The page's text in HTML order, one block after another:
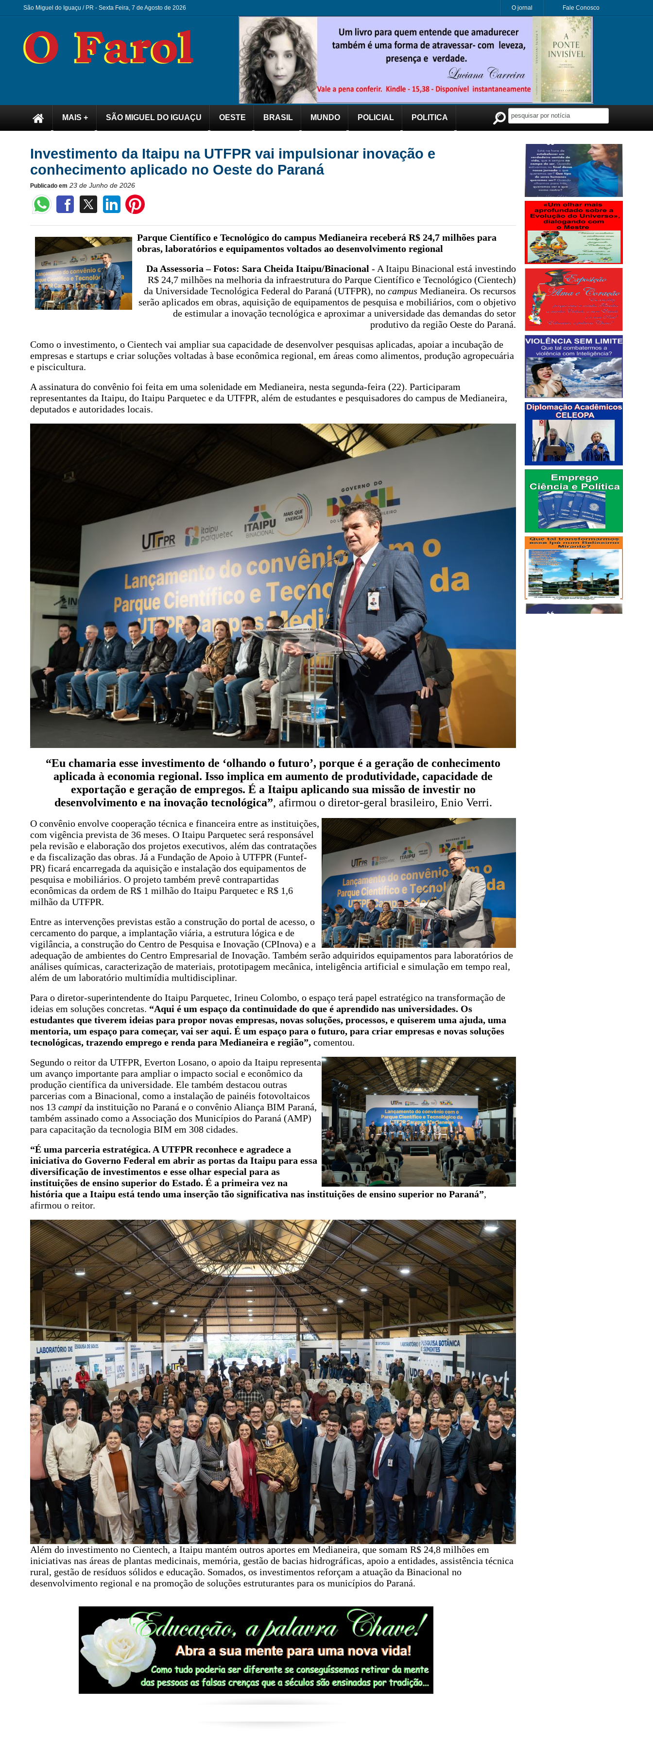
São Miguel do Iguaçu / PR - Sexta Feira, 7 de Agosto de 2026 O jornal Fale Conosco
MAIS + SÃO MIGUEL DO IGUAÇU OESTE BRASIL MUNDO POLICIAL POLITICA
Investimento da Itaipu na UTFPR vai impulsionar inovação e
conhecimento aplicado no Oeste do Paraná
Publicado em 23 de Junho de 2026
Parque Científico e Tecnológico do campus Medianeira receberá R$ 24,7 milhões para
obras, laboratórios e equipamentos voltados ao desenvolvimento regional
Da Assessoria – Fotos: Sara Cheida Itaipu/Binacional - A Itaipu Binacional está investindo
R$ 24,7 milhões na melhoria da infraestrutura do Parque Científico e Tecnológico (Cientech)
da Universidade Tecnológica Federal do Paraná (UTFPR), no campus Medianeira. Os recursos
serão aplicados em obras, aquisição de equipamentos de pesquisa e mobiliários, com o objetivo
de estimular a inovação tecnológica e aproximar a universidade das demandas do setor
produtivo da região Oeste do Paraná.
Como o investimento, o Cientech vai ampliar sua capacidade de desenvolver pesquisas aplicadas, apoiar a incubação de
empresas e startups e criar soluções voltadas à base econômica regional, em áreas como alimentos, produção agropecuária
e piscicultura.
A assinatura do convênio foi feita em uma solenidade em Medianeira, nesta segunda-feira (22). Participaram
representantes da Itaipu, do Itaipu Parquetec e da UTFPR, além de estudantes e pesquisadores do campus de Medianeira,
deputados e autoridades locais.
“Eu chamaria esse investimento de ‘olhando o futuro’, porque é a geração de conhecimento
aplicada à economia regional. Isso implica em aumento de produtividade, capacidade de
exportação e geração de empregos. É a Itaipu aplicando sua missão de investir no
desenvolvimento e na inovação tecnológica”, afirmou o diretor-geral brasileiro, Enio Verri.
O convênio envolve cooperação técnica e financeira entre as instituições,
com vigência prevista de 36 meses. O Itaipu Parquetec será responsável
pela revisão e elaboração dos projetos executivos, além das contratações
e da fiscalização das obras. Já a Fundação de Apoio à UTFPR (Funtef-
PR) ficará encarregada da aquisição e instalação dos equipamentos de
pesquisa e mobiliários. O projeto também prevê contrapartidas
econômicas da ordem de R$ 1 milhão do Itaipu Parquetec e R$ 1,6
milhão da UTFPR.
Entre as intervenções previstas estão a construção do portal de acesso, o
cercamento do parque, a implantação viária, a estrutura lógica e de
vigilância, a construção do Centro de Pesquisa e Inovação (CPInova) e a
adequação de ambientes do Centro Empresarial de Inovação. Também serão adquiridos equipamentos para laboratórios de
análises químicas, caracterização de materiais, prototipagem mecânica, inteligência artificial e simulação em tempo real,
além de um laboratório multimídia multidisciplinar.
Para o diretor-superintendente do Itaipu Parquetec, Irineu Colombo, o espaço terá papel estratégico na transformação de
ideias em soluções concretas. “Aqui é um espaço da continuidade do que é aprendido nas universidades. Os
estudantes que tiverem ideias para propor novas empresas, novas soluções, processos, e quiserem uma ajuda, uma
mentoria, um espaço para começar, vai ser aqui. É um espaço para o futuro, para criar empresas e novas soluções
tecnológicas, trazendo emprego e renda para Medianeira e região”, comentou.
Segundo o reitor da UTFPR, Everton Losano, o apoio da Itaipu representa
um avanço importante para ampliar o impacto social e econômico da
produção científica da universidade. Ele também destacou outras
parcerias com a Binacional, como a instalação de painéis fotovoltaicos
nos 13 campi da instituição no Paraná e o convênio Aliança BIM Paraná,
também assinado como a Associação dos Municípios do Paraná (AMP)
para capacitação da tecnologia BIM em 308 cidades.
“É uma parceria estratégica. A UTFPR reconhece e agradece a
iniciativa do Governo Federal em abrir as portas da Itaipu para essa
diversificação de investimentos e esse olhar especial para as
instituições de ensino superior do Estado. É a primeira vez na
história que a Itaipu está tendo uma inserção tão significativa nas instituições de ensino superior no Paraná”,
afirmou o reitor.
Além do investimento no Cientech, a Itaipu mantém outros aportes em Medianeira, que somam R$ 24,8 milhões em
iniciativas nas áreas de plantas medicinais, memória, gestão de bacias hidrográficas, apoio a entidades, assistência técnica
rural, gestão de resíduos sólidos e educação. Somados, os investimentos reforçam a atuação da Binacional no
desenvolvimento regional e na promoção de soluções estruturantes para os municípios do Paraná.